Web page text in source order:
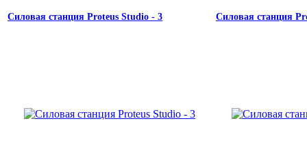
Силовая станция Proteus Studio - 3 Силовая станция